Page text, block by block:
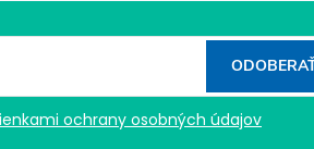
ochrany osobných údajov